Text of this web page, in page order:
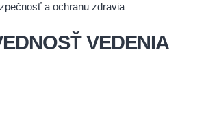
a ochranu zdravia
VEDENIA